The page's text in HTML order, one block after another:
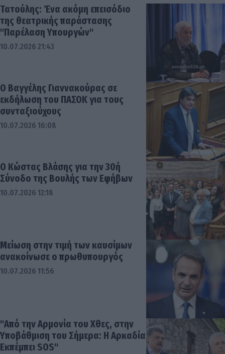
Τατούλης: Ένα ακόμη επεισόδιο
της θεατρικής παράστασης
"Παρέλαση Υπουργών"
10.07.2026 21:43
Ο Βαγγέλης Γιαννακούρας σε
εκδήλωση του ΠΑΣΟΚ για τους
συνταξιούχους
10.07.2026 16:08
Ο Κώστας Βλάσης για την 30ή
Σύνοδο της Βουλής των Εφήβων
10.07.2026 12:18
Μείωση στην τιμή των καυσίμων
ανακοίνωσε ο πρωθυπουργός
10.07.2026 11:56
"Από την Αρμονία του Χθες, στην
Υποβάθμιση του Σήμερα: Η Αρκαδία
Εκπέμπει SOS"